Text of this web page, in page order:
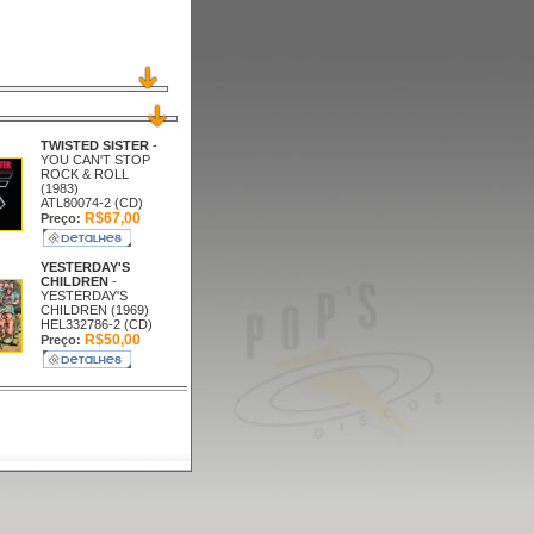
TWISTED SISTER -
YOU CAN'T STOP
ROCK & ROLL
(1983)
ATL80074-2 (CD)
Preço: R$67,00
YESTERDAY'S
CHILDREN -
YESTERDAY'S
CHILDREN (1969)
HEL332786-2 (CD)
Preço: R$50,00